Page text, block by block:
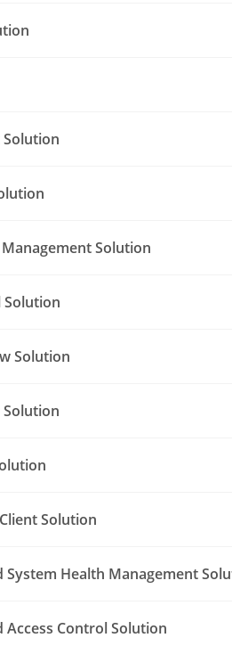
Solution
Solution
Solution
Solution
Solution
Solution
System Health Management
Access Control Solution